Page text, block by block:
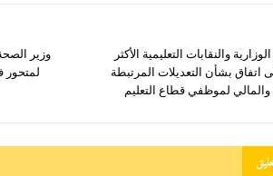
والنقابات التعليمية الأكثر
اتفاق بشأن التعديلات المرتبطة
والمالي لموظفي قطاع التعليم
وزير